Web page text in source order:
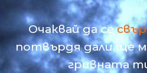
Очаквай да се
потвърдя дали ще
гривната